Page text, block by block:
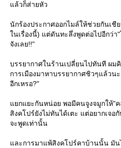
ล้วก็ส่ายหัว
นักร้องประกาศออกไมล์ให้ช่วยกันเชี
นเรื่องนี้) แต่ดันทะลึ่งพูดต่อไปอีกว่า"
จังเลย!!"
บรรยากาศในร้านเปลี่ยนไปทันที ผม
การเมืองมาหาบรรยากาศชิวๆแล้วน
อีกเหรอ?"
กแยะกันหน่อย พอมีคนจูงจมูกให้"ค
สิงคโปร์ยังไม่ทันได้เตะ แต่อยากเจอ
จะพูดเท่านั้น
ละการมาแพ้สิงคโปร์คาบ้านนั้น มัน